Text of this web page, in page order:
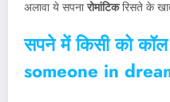
अलावा ये सपनारोमांटिकरिसते के
सपने में किसी को
someone in